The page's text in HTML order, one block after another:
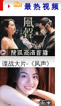
最 热 视 频
谍战大片-《风声》